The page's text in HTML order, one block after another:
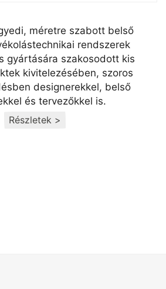
méretre szabott belső
rendszerek
gyártására szakosodott kis
kivitelezésében, szoros
designerekkel, belső
és tervezőkkel is.
Részletek >